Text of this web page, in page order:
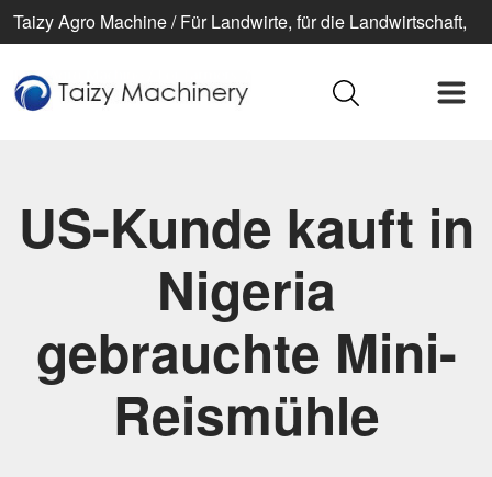
Taizy Agro Machine / Für Landwirte, für die Landwirtschaft,
US-Kunde kauft in
Nigeria
gebrauchte Mini-
Reismühle